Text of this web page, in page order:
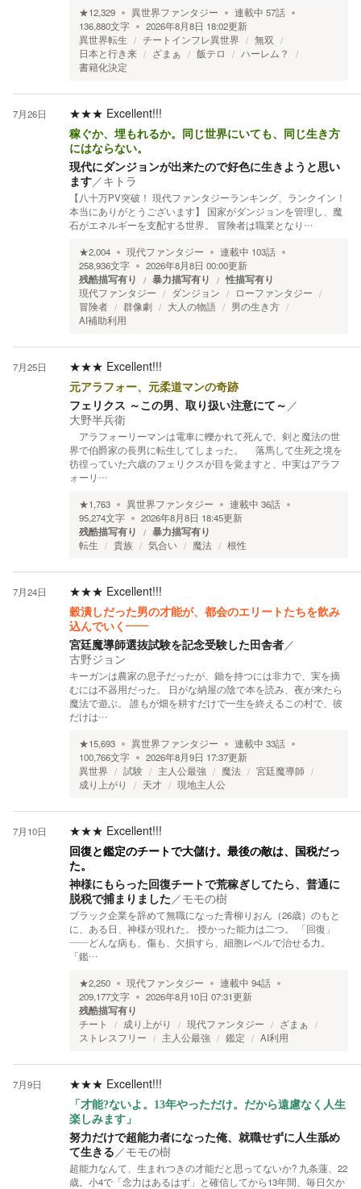
★12,329 異世界ファンタジー 連載中 57話
136,880文字 2026年8月8日 18:02更新
異世界転生
チートインフレ異世界
無双
日本と行き来
ざまぁ 飯テロ
ハーレム？
書籍化決定
7月26日 ★★★ Excellent!!!
稼ぐか、埋もれるか。同じ世界にいても、同じ生き方
にはならない。
現代にダンジョンが出来たので好色に生きようと思い
ます／キトラ
【八十万PV突破！ 現代ファンタジーランキング、ランクイン！
本当にありがとうございます】 国家がダンジョンを管理し、魔
石がエネルギーを支配する世界。 冒険者は職業となり…
★2,004 現代ファンタジー 連載中 103話
258,936文字 2026年8月8日 00:00更新
残酷描写有り 暴力描写有り 性描写有り
現代ファンタジー ダンジョン
ローファンタジー
冒険者
群像劇 大人の物語
男の生き方
AI補助利用
7月25日 ★★★ Excellent!!!
元アラフォー、元柔道マンの奇跡
フェリクス ～この男、取り扱い注意にて～ ／
大野半兵衛
アラフォーリーマンは電車に轢かれて死んで、剣と魔法の世
界で伯爵家の長男に転生してしまった。 落馬して生死之境を
彷徨っていた六歳のフェリクスが目を覚ますと、中実はアラフ
ォーリ…
★1,763 異世界ファンタジー 連載中 36話
95,274文字 2026年8月8日 18:45更新
残酷描写有り 暴力描写有り
転生 貴族 気合い 魔法 根性
7月24日 ★★★ Excellent!!!
穀潰しだった男の才能が、都会のエリートたちを飲み
込んでいく――
宮廷魔導師選抜試験を記念受験した田舎者／
古野ジョン
キーガンは農家の息子だったが、鋤を持つには非力で、実を摘
むには不器用だった。 日がな納屋の陰で本を読み、夜が来たら
魔法で遊ぶ。 誰もが畑を耕すだけで一生を終えるこの村で、彼
だけは…
★15,693 異世界ファンタジー 連載中 33話
100,766文字 2026年8月9日 17:37更新
異世界
試験 主人公最強 魔法
宮廷魔導師
成り上がり
天才 現地主人公
7月10日 ★★★ Excellent!!!
回復と鑑定のチートで大儲け。最後の敵は、国税だっ
た。
神様にもらった回復チートで荒稼ぎしてたら、普通に
脱税で捕まりました／モモの樹
ブラック企業を辞めて無職になった青柳りおん（26歳）のもと
に、ある日、神様が現れた。 授かった能力は二つ。 「回復」
——どんな病も、傷も、欠損すら、細胞レベルで治せる力。
「鑑…
★2,250 現代ファンタジー 連載中 94話
209,177文字 2026年8月10日 07:31更新
残酷描写有り
チート 成り上がり 現代ファンタジー
ざまぁ
ストレスフリー
主人公最強 鑑定 AI利用
7月9日 ★★★ Excellent!!!
「才能?ないよ。13年やっただけ。だから遠慮なく人生
楽しみます」
努力だけで超能力者になった俺、就職せずに人生舐め
て生きる／モモの樹
超能力なんて、生まれつきの才能だと思ってないか? 九条蓮、22
歳。小4で「念力はあるはず」と確信してから13年間、毎日欠か